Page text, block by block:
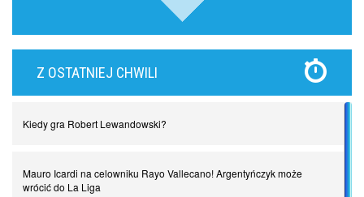
Lewandowski kontra Bayern. Czy wilk będzie syty, a owca cała?
Piłkarz z numerem 47. Phil Foden i inne przypadki
Spadkowicze z Serie A. Komu powiemy ciao?
Z OSTATNIEJ CHWILI
Kiedy gra Robert Lewandowski?
Mauro Icardi na celowniku Rayo Vallecano! Argentyńczyk może
wrócić do La Liga